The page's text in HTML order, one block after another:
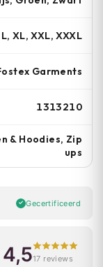
XL, XXL, XXXL
Garments
1313210
& Hoodies, Zip
ups
Gecertificeerd
4,517 reviews